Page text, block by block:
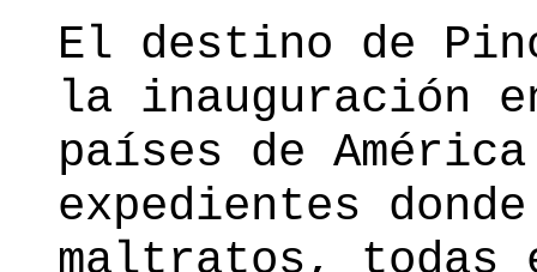
El destino de
la inauguración
países de
expedientes
maltratos, todas